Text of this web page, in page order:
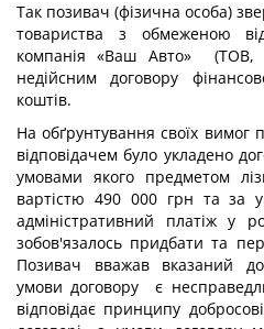
Так позивач (фізична особа)
товариства з обмеженою
компанія «Ваш Авто» (ТОВ,
недійсним договору
коштів.
На обґрунтування своїх вимог
відповідачем було укладено
умовами якого предметом
вартістю 490 000 грн та за
адміністративний платіж у
зобов'язалось придбати та
Позивач вважав вказаний
умови договору є
відповідає принципу